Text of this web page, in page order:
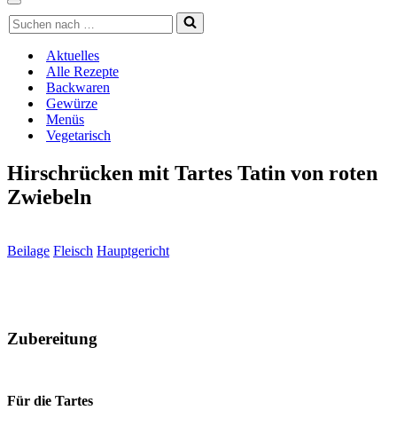
Navigationsmenü
Suchen
nach …
Aktuelles
Alle Rezepte
Backwaren
Gewürze
Menüs
Vegetarisch
Hirschrücken mit Tartes Tatin von roten
Zwiebeln
Beilage Fleisch Hauptgericht
Zubereitung
Für die Tartes